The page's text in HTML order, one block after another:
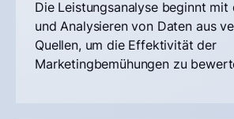
Die Leistungsanalyse beginnt mit
und Analysieren von Daten aus
Quellen, um die Effektivität der
Marketingbemühungen zu